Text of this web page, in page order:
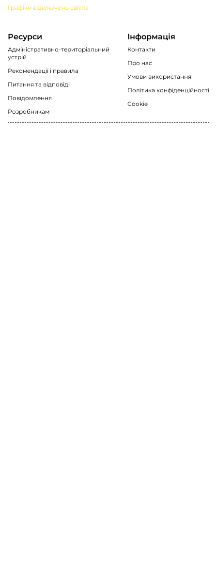
Графіки відключень світла
Ресурси
Адміністративно-територіальний
устрій
Рекомендації i правила
Питання та відповіді
Повідомлення
Розробникам
Інформація
Контакти
Про нас
Умови використання
Політика конфіденційності
Cookie